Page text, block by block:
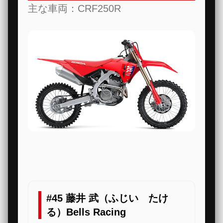
主な車両：CRF250R
#45 藤井 武（ふじい たけ
る）Bells Racing